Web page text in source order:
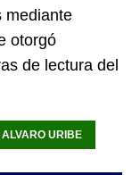
mediante
otorgó
de lectura del
URIBE